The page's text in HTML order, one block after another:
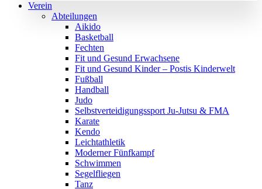
Verein
Abteilungen
Aikido
Basketball
Fechten
Fit und Gesund Erwachsene
Fit und Gesund Kinder – Postis Kinderwelt
Fußball
Handball
Judo
Selbstverteidigungssport Ju-Jutsu & FMA
Karate
Kendo
Leichtathletik
Moderner Fünfkampf
Schwimmen
Segelfliegen
Tanz